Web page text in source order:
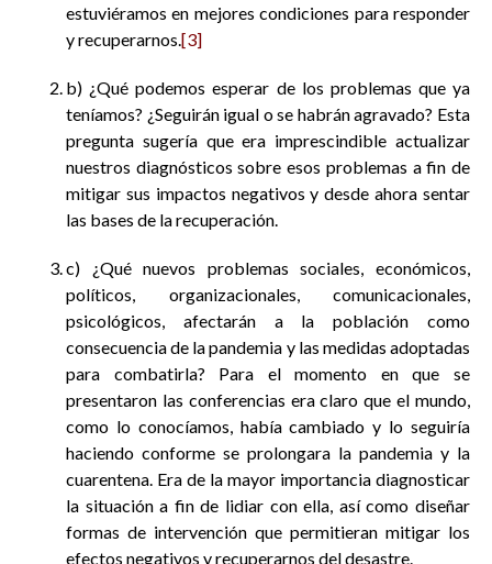
estuviéramos en mejores condiciones para responder
y recuperarnos.[3]
b) ¿Qué podemos esperar de los problemas que ya
teníamos? ¿Seguirán igual o se habrán agravado? Esta
pregunta sugería que era imprescindible actualizar
nuestros diagnósticos sobre esos problemas a fin de
mitigar sus impactos negativos y desde ahora sentar
las bases de la recuperación.
c) ¿Qué nuevos problemas sociales, económicos,
políticos, organizacionales, comunicacionales,
psicológicos, afectarán a la población como
consecuencia de la pandemia y las medidas adoptadas
para combatirla? Para el momento en que se
presentaron las conferencias era claro que el mundo,
como lo conocíamos, había cambiado y lo seguiría
haciendo conforme se prolongara la pandemia y la
cuarentena. Era de la mayor importancia diagnosticar
la situación a fin de lidiar con ella, así como diseñar
formas de intervención que permitieran mitigar los
efectos negativos y recuperarnos del desastre.